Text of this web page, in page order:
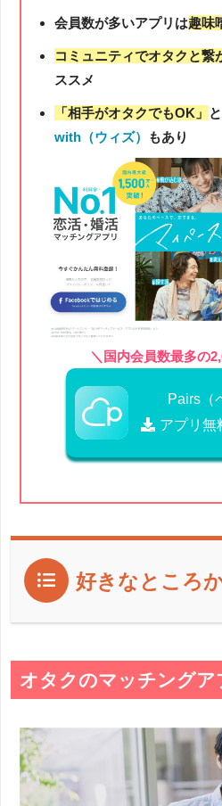
会員数が多いアプリは趣味
コミュニティでオタクと繋
ススメ
「相手がオタクでもOK」
with（ウィズ）
もあり
＼国内会員数最多の
Pairs（
アプリ無
好きなところ
オタクのマッチングア